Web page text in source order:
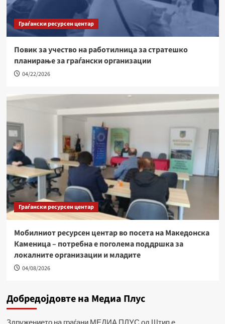
Граѓански ресурсен центар
Повик за учество на работилница за стратешко
планирање за граѓански организации
04/22/2026
Граѓански ресурсен центар
Мобилниот ресурсен центар во посета на Македонска
Каменица – потребна е поголема поддршка за
локалните организации и младите
04/08/2026
Добредојдовте на Медиа Плус
Здружението на граѓани МЕДИА ПЛУС од Штип е